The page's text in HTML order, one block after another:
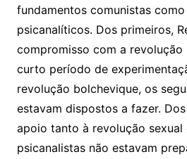
fundamentos comunistas
psicanalíticos. Dos primeiros,
compromisso com a revolução
curto período de
revolução bolchevique, os
estavam dispostos a fazer.
apoio tanto à revolução sexual
psicanalistas não estavam